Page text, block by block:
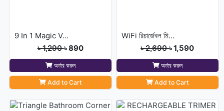
9 In 1 Magic Vegetable Cutter [সবজি কাটা ধোয়া এক মেশিনে]
৳ 1,290৳ 890
অর্ডার করুন
Add to Cart
WiFi রিচার্জেবল মিনি ম্যাগনেট ক্যামেরা
৳ 2,690৳ 1,590
অর্ডার করুন
Add to Cart